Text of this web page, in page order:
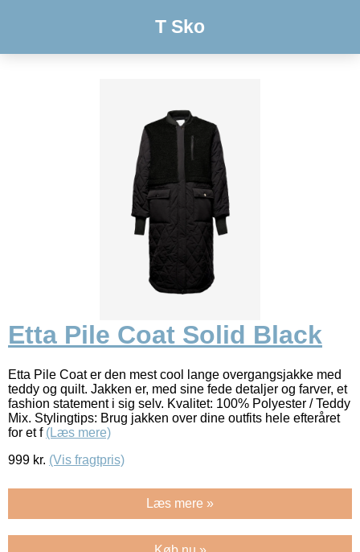
T Sko
Etta Pile Coat Solid Black
Etta Pile Coat er den mest cool lange overgangsjakke med
teddy og quilt. Jakken er, med sine fede detaljer og farver, et
fashion statement i sig selv. Kvalitet: 100% Polyester / Teddy
Mix. Stylingtips: Brug jakken over dine outfits hele efteråret
for et f (Læs mere)
999 kr. (Vis fragtpris)
Læs mere »